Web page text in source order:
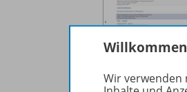
Wir verwenden